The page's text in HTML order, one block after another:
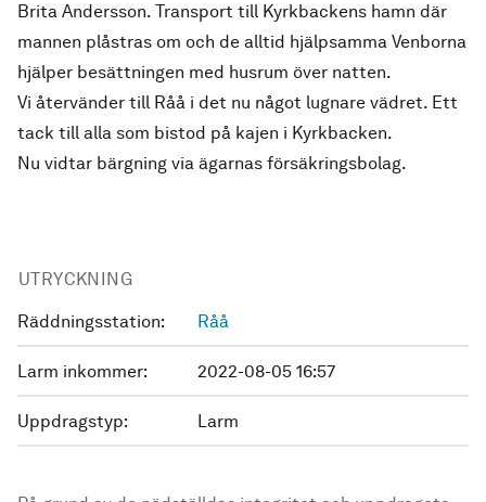
Brita Andersson. Transport till Kyrkbackens hamn där
mannen plåstras om och de alltid hjälpsamma Venborna
hjälper besättningen med husrum över natten.
Vi återvänder till Råå i det nu något lugnare vädret. Ett
tack till alla som bistod på kajen i Kyrkbacken.
Nu vidtar bärgning via ägarnas försäkringsbolag.
UTRYCKNING
Räddningsstation: Råå
Larm inkommer: 2022-08-05 16:57
Uppdragstyp: Larm